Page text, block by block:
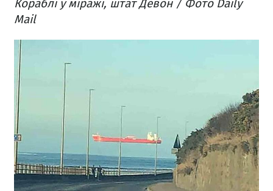
Кораблі у міражі, штат Девон / Фото Daily
Mail